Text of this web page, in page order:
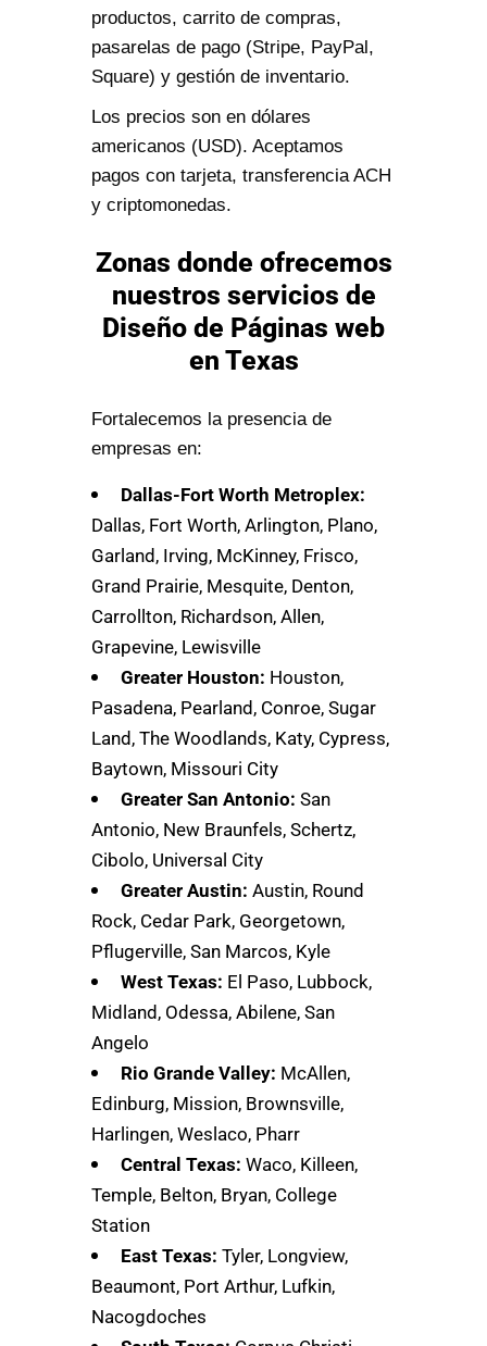
productos, carrito de compras,
pasarelas de pago (Stripe, PayPal,
Square) y gestión de inventario.
Los precios son en dólares
americanos (USD). Aceptamos
pagos con tarjeta, transferencia ACH
y criptomonedas.
Zonas donde ofrecemos
nuestros servicios de
Diseño de Páginas web
en Texas
Fortalecemos la presencia de
empresas en:
Dallas-Fort Worth Metroplex:
Dallas, Fort Worth, Arlington, Plano,
Garland, Irving, McKinney, Frisco,
Grand Prairie, Mesquite, Denton,
Carrollton, Richardson, Allen,
Grapevine, Lewisville
Greater Houston: Houston,
Pasadena, Pearland, Conroe, Sugar
Land, The Woodlands, Katy, Cypress,
Baytown, Missouri City
Greater San Antonio: San
Antonio, New Braunfels, Schertz,
Cibolo, Universal City
Greater Austin: Austin, Round
Rock, Cedar Park, Georgetown,
Pflugerville, San Marcos, Kyle
West Texas: El Paso, Lubbock,
Midland, Odessa, Abilene, San
Angelo
Rio Grande Valley: McAllen,
Edinburg, Mission, Brownsville,
Harlingen, Weslaco, Pharr
Central Texas: Waco, Killeen,
Temple, Belton, Bryan, College
Station
East Texas: Tyler, Longview,
Beaumont, Port Arthur, Lufkin,
Nacogdoches